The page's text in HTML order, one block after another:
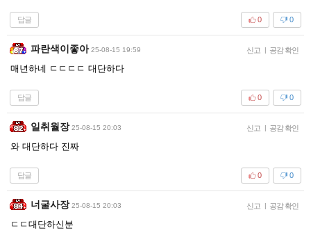
답글 0
0
파란색이좋아 25-08-15 19:59 신고 | 공감 확인
매년하네 ㄷㄷㄷㄷ 대단하다
답글 0
0
일취월장 25-08-15 20:03 신고 | 공감 확인
와 대단하다 진짜
답글 0
0
너굴사장 25-08-15 20:03 신고 | 공감 확인
ㄷㄷ대단하신분